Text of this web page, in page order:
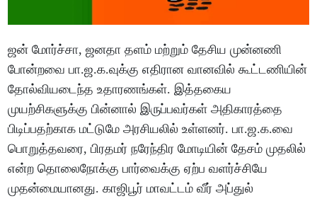
ஜன் மோர்ச்சா, ஜனதா தளம் மற்றும் தேசிய முன்னணி
போன்றவை பா.ஜ.க.வுக்கு எதிரான வானவில் கூட்டணியின்
தோல்வியடைந்த உதாரணங்கள். இத்தகைய
முயற்சிகளுக்கு பின்னால் இருப்பவர்கள் அதிகாரத்தை
பிடிப்பதற்காக மட்டுமே அரசியலில் உள்ளனர். பா.ஜ.க.வை
பொறுத்தவரை, பிரதமர் நரேந்திர மோடியின் தேசம் முதலில்
என்ற தொலைநோக்கு பார்வைக்கு ஏற்ப வளர்ச்சியே
முதன்மையானது. காஜிபூர் மாவட்டம் வீர் அப்துல்